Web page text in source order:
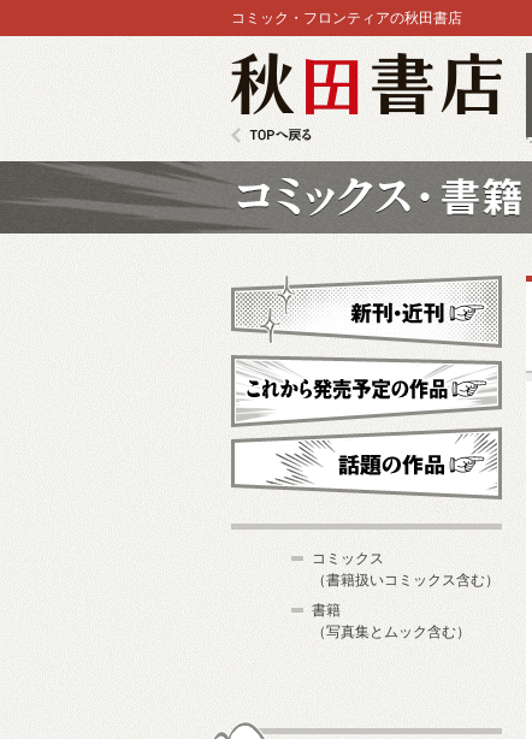
コミック・フロンティアの秋田書店
新刊・近刊
これから発売予定
コミックス
（書籍扱いコミックス含む）
書籍
（写真集とムック含む）